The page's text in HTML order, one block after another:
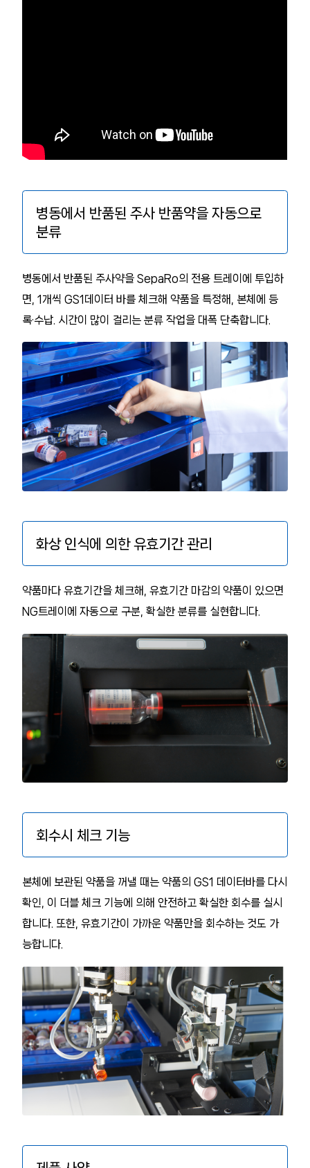
병동에서 반품된 주사 반품약을 자동으로
분류
병동에서 반품된 주사약을 SepaRo의 전용 트레이에 투입하
면, 1개씩 GS1데이터 바를 체크해 약품을 특정해, 본체에 등
록·수납. 시간이 많이 걸리는 분류 작업을 대폭 단축합니다.
화상 인식에 의한 유효기간 관리
약품마다 유효기간을 체크해, 유효기간 마감의 약품이 있으면
NG트레이에 자동으로 구분, 확실한 분류를 실현합니다.
회수시 체크 기능
본체에 보관된 약품을 꺼낼 때는 약품의 GS1 데이터바를 다시
확인, 이 더블 체크 기능에 의해 안전하고 확실한 회수를 실시
합니다. 또한, 유효기간이 가까운 약품만을 회수하는 것도 가
능합니다.